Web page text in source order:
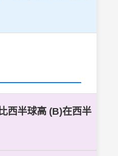
西半球高 (B)在西半